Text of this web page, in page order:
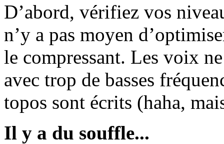
D’abord, vérifiez vos
n’y a pas moyen
le compressant. Les voix
avec trop de basses
topos sont écrits (haha,
Il y a du souffle...